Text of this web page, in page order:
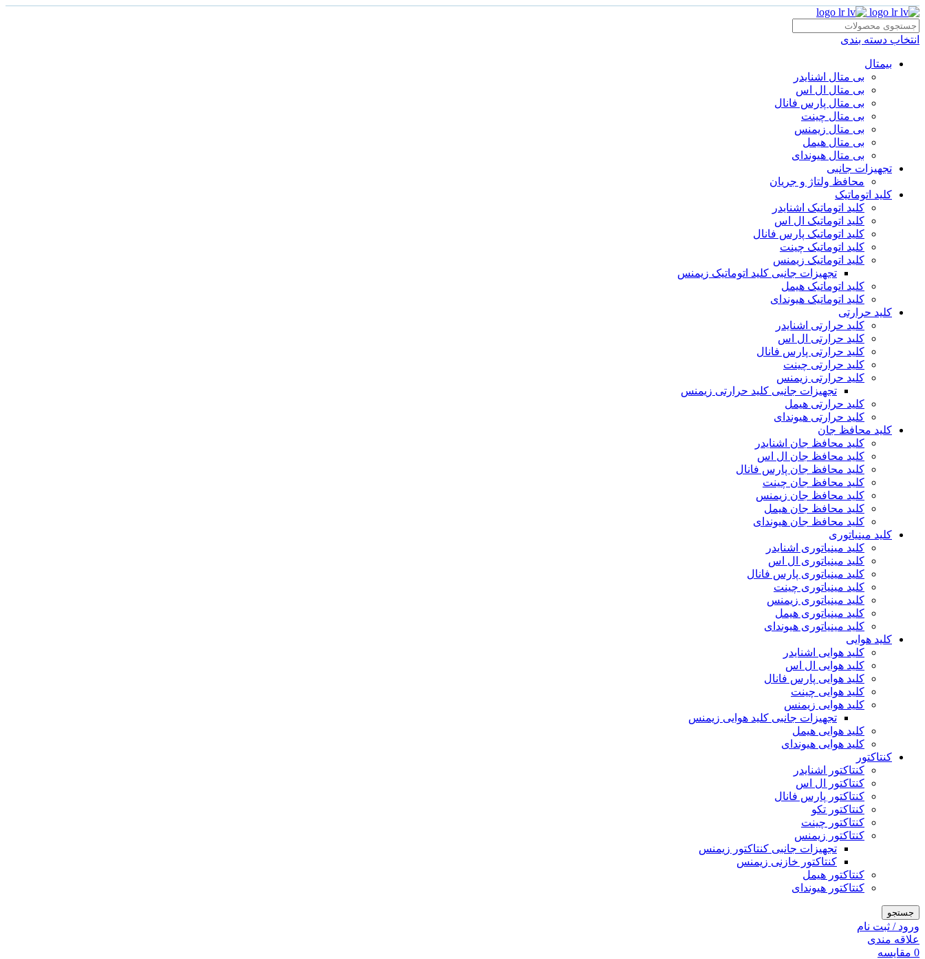
انتخاب دسته بندی
بیمتال
بی متال اشنایدر
بی متال ال اس
بی متال پارس فانال
بی متال چینت
بی متال زیمنس
بی متال هیمل
بی متال هیوندای
تجهیزات جانبی
محافظ ولتاژ و‌ جریان
کلید اتوماتیک
کلید اتوماتیک اشنایدر
کلید اتوماتیک ال اس
کلید اتوماتیک پارس فانال
کلید اتوماتیک چینت
کلید اتوماتیک زیمنس
تجهیزات جانبی کلید اتوماتیک زیمنس
کلید اتوماتیک هیمل
کلید اتوماتیک هیوندای
کلید حرارتی
کلید حرارتی اشنایدر
کلید حرارتی ال اس
کلید حرارتی پارس فانال
کلید حرارتی چینت
کلید حرارتی زیمنس
تجهیزات جانبی کلید حرارتی زیمنس
کلید حرارتی هیمل
کلید حرارتی هیوندای
کلید محافظ جان
کلید محافظ جان اشنایدر
کلید محافظ جان ال اس
کلید محافظ جان پارس فانال
کلید محافظ جان چینت
کلید محافظ جان زیمنس
کلید محافظ جان هیمل
کلید محافظ جان هیوندای
کلید مینیاتوری
کلید مینیاتوری اشنایدر
کلید مینیاتوری ال اس
کلید مینیاتوری پارس فانال
کلید مینیاتوری چینت
کلید مینیاتوری زیمنس
کلید مینیاتوری هیمل
کلید مینیاتوری هیوندای
کلید هوایی
کلید هوایی اشنایدر
کلید هوایی ال اس
کلید هوایی پارس فانال
کلید هوایی چینت
کلید هوایی زیمنس
تجهیزات جانبی کلید هوایی زیمنس
کلید هوایی هیمل
کلید هوایی هیوندای
کنتاکتور
کنتاکتور اشنایدر
کنتاکتور ال اس
کنتاکتور پارس فانال
کنتاکتور تکو
کنتاکتور چینت
کنتاکتور زیمنس
تجهیزات جانبی کنتاکتور زیمنس
کنتاکتور خازنی زیمنس
کنتاکتور هیمل
کنتاکتور هیوندای
جستجو
ورود / ثبت نام
علاقه مندی
0 مقایسه